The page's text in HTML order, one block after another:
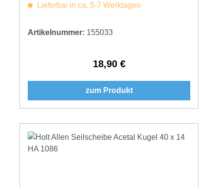
Lieferbar in ca. 5-7 Werktagen
Artikelnummer: 155033
Regulärer Preis:
18,90 €
zum Produkt